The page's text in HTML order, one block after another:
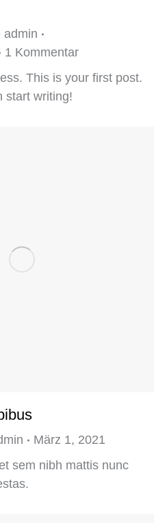
admin
1 Kommentar
This is your first post.
start writing!
März 1, 2021
sem nibh mattis nunc